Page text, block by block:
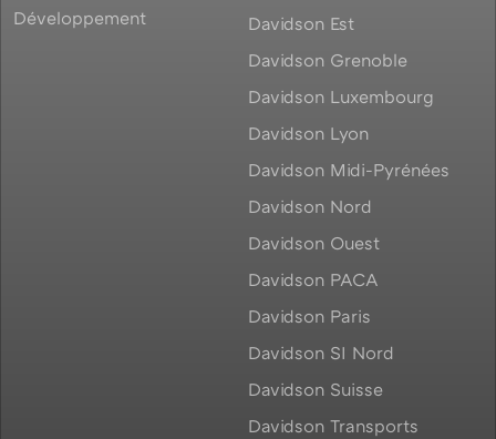
Développement
Davidson Est
Davidson Grenoble
Davidson Luxembourg
Davidson Lyon
Davidson Midi-Pyrénées
Davidson Nord
Davidson Ouest
Davidson PACA
Davidson Paris
Davidson SI Nord
Davidson Suisse
Davidson Transports